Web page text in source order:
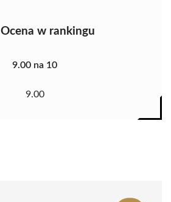
Ocena w rankingu
9.00 na 10
9.00